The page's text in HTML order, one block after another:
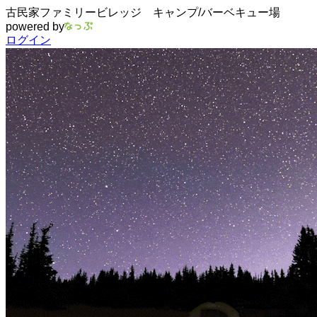
古民家ファミリービレッジ キャンプ/バーベキュー場
powered by
ログイン